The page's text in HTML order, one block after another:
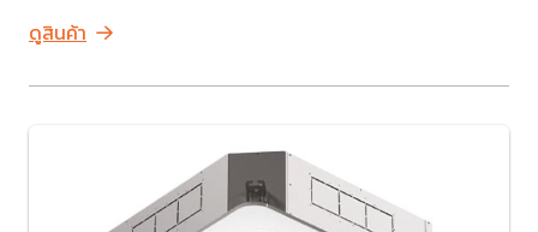
ดูสินค้า